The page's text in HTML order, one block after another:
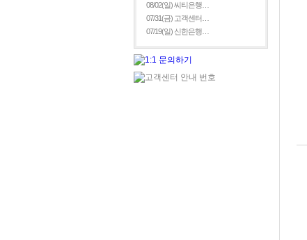
08/02(일) 씨티은행…
07/31(금) 고객센터…
07/19(일) 신한은행…